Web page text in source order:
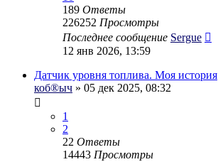
189 Ответы
226252 Просмотры
Последнее сообщение Sergue
12 янв 2026, 13:59
Датчик уровня топлива. Моя история
коб®ыч » 05 дек 2025, 08:32
1
2
22 Ответы
14443 Просмотры